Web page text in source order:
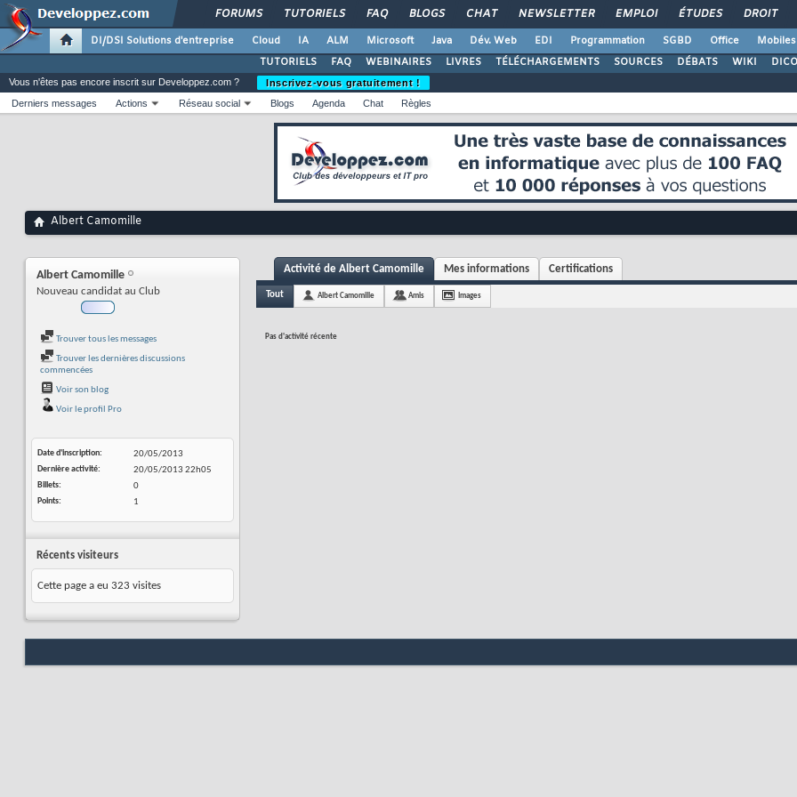
FORUMS TUTORIELS FAQ BLOGS CHAT NEWSLETTER EMPLOI ÉTUDES DROIT
DI/DSI Solutions d'entreprise Cloud IA ALM Microsoft Java Dév. Web EDI Programmation SGBD Office Mobiles
TUTORIELS
FAQ WEBINAIRES LIVRES TÉLÉCHARGEMENTS SOURCES DÉBATS WIKI DICO
Vous n'êtes pas encore inscrit sur Developpez.com ?
Inscrivez-vous gratuitement !
Derniers messages
Actions Réseau social Blogs Agenda Chat Règles
Albert Camomille
Albert Camomille
Nouveau candidat au Club
Trouver tous les messages
Trouver les dernières discussions
commencées
Voir son blog
Voir le profil Pro
Date d'inscription
20/05/2013
Dernière activité
20/05/2013 22h05
Billets
0
Points
1
Récents visiteurs
Cette page a eu 323 visites
Activité de Albert Camomille Mes informations Certifications
Tout Albert Camomille Amis Images
Pas d'activité récente